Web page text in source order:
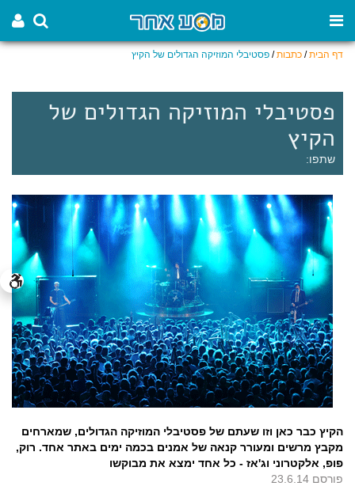
דף הבית/ כתבות/ פסטיבלי המוזיקה הגדולים של הקיץ
פסטיבלי המוזיקה הגדולים של
הקיץ
שתפו:
הקיץ כבר כאן וזו שעתם של פסטיבלי המוזיקה הגדולים, שמארחים
מקבץ מרשים ומעורר קנאה של אמנים בכמה ימים באתר אחד. רוק,
פופ, אלקטרוני וג'אז - כל אחד ימצא את מבוקשו
פורסם 23.6.14